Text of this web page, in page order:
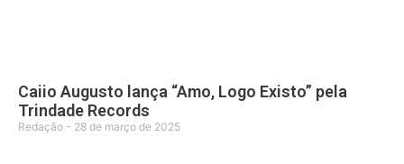
Caiio Augusto lança “Amo, Logo Existo” pela
Trindade Records
Redação 28 de março de 2025